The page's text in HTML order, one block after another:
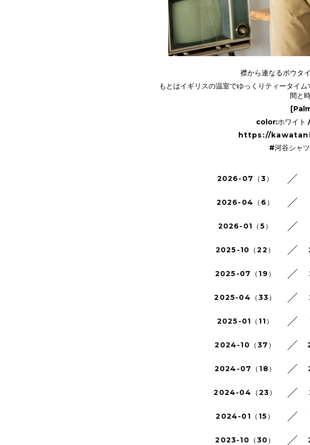
襟から連なるボウタ
もとはイギリスの温室でゆっくりティータイ
間と
color:ホワイト
https://
#河谷シャ
2026-07（3）
2026-04（6）
2026-01（5）
2025-10（22）
2025-07（19）
2025-04（33）
2025-01（11）
2024-10（37）
2024-07（18）
2024-04（23）
2024-01（15）
2023-10（30）